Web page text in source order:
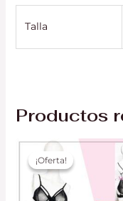
Talla
Productos
¡Oferta!
¡Oferta!
El
original
S/ 100.00.
El
precio
actual
S/